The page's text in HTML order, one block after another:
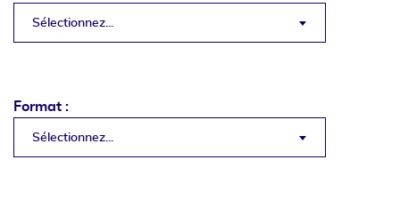
Sélectionnez...
Format :
Sélectionnez...